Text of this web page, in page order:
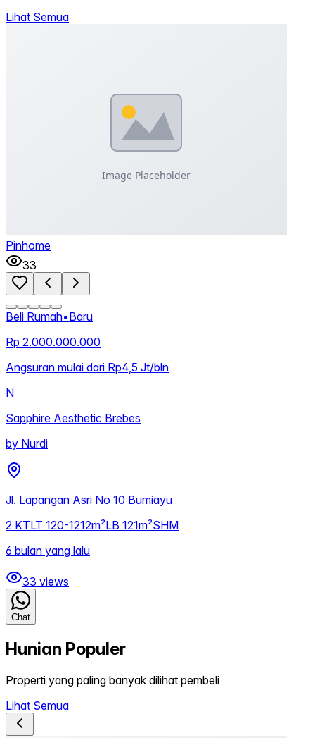
Lihat Semua
Pinhome
33
Beli Rumah•Baru
Rp 2.000.000.000
Angsuran mulai dari Rp4,5 Jt/bln
N
Sapphire Aesthetic Brebes
by Nurdi
Jl. Lapangan Asri No 10 Bumiayu
2 KTLT 120-1212m²LB 121m²SHM
6 bulan yang lalu
33 views
Chat
Hunian Populer
Properti yang paling banyak dilihat pembeli
Lihat Semua